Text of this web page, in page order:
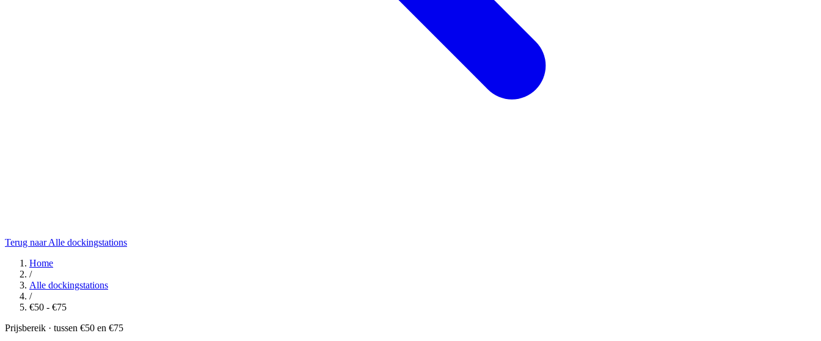
Terug naar Alle dockingstations
Home
/
Alle dockingstations
/
€50 - €75
Prijsbereik · tussen €50 en €75